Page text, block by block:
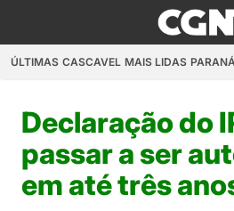
ÚLTIMAS CASCAVEL MAIS LIDAS
Declaração do
passar a ser
em até três